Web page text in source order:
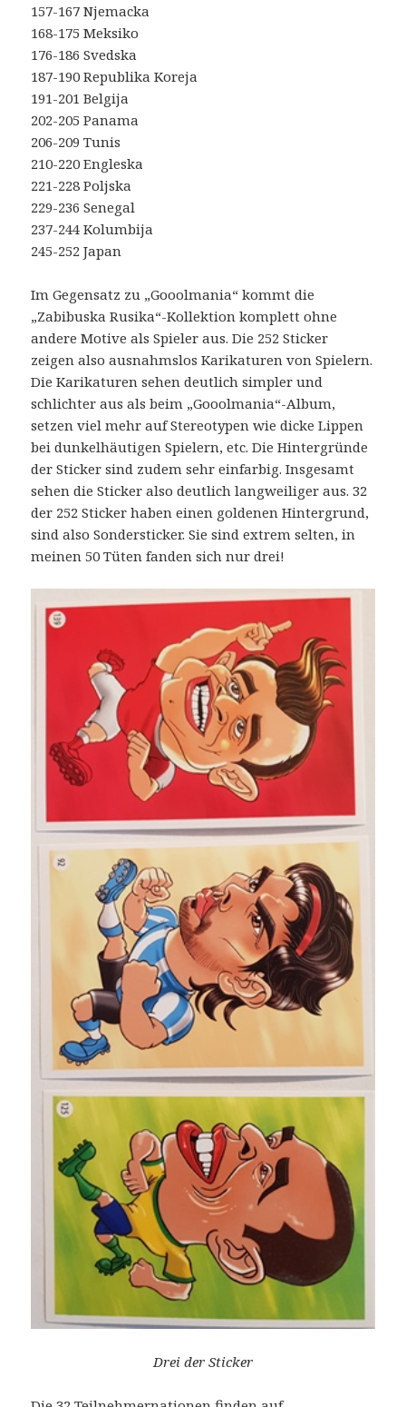
157-167 Njemacka
168-175 Meksiko
176-186 Svedska
187-190 Republika Koreja
191-201 Belgija
202-205 Panama
206-209 Tunis
210-220 Engleska
221-228 Poljska
229-236 Senegal
237-244 Kolumbija
245-252 Japan
Im Gegensatz zu „Gooolmania“ kommt die
„Zabibuska Rusika“-Kollektion komplett ohne
andere Motive als Spieler aus. Die 252 Sticker
zeigen also ausnahmslos Karikaturen von Spielern.
Die Karikaturen sehen deutlich simpler und
schlichter aus als beim „Gooolmania“-Album,
setzen viel mehr auf Stereotypen wie dicke Lippen
bei dunkelhäutigen Spielern, etc. Die Hintergründe
der Sticker sind zudem sehr einfarbig. Insgesamt
sehen die Sticker also deutlich langweiliger aus. 32
der 252 Sticker haben einen goldenen Hintergrund,
sind also Sondersticker. Sie sind extrem selten, in
meinen 50 Tüten fanden sich nur drei!
Drei der Sticker